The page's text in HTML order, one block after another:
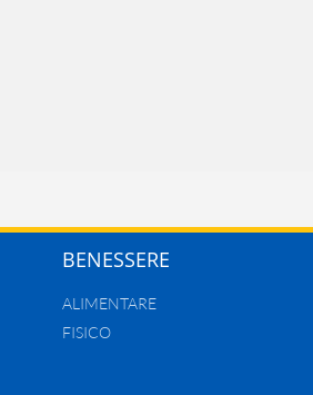
BENESSERE
ALIMENTARE
FISICO